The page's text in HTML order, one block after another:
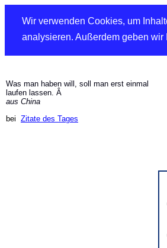
Wir verwenden Cookies, um
analysieren. Außerdem geben wir
Was man haben will, soll man erst einmal
laufen lassen. Â
aus China
bei Zitate des Tages